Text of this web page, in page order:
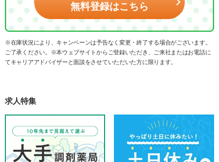
無料登録はこちら
※在庫状況により、キャンペーンは予告なく変更・終了する場合がございます。
ご了承ください。※本ウェブサイトからご登録いただき、ご来社またはお電話に
てキャリアアドバイザーと面談をさせていただいた方に限ります。
求人特集